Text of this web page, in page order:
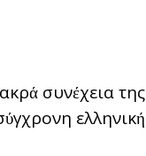
συνέχεια της
ελληνική